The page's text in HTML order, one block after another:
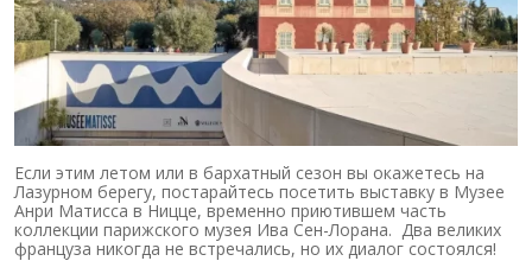
Если этим летом или в бархатный сезон вы окажетесь на
Лазурном берегу, постарайтесь посетить выставку в Музее
Анри Матисса в Ницце, временно приютившем часть
коллекции парижского музея Ива Сен-Лорана. Два великих
француза никогда не встречались, но их диалог состоялся!